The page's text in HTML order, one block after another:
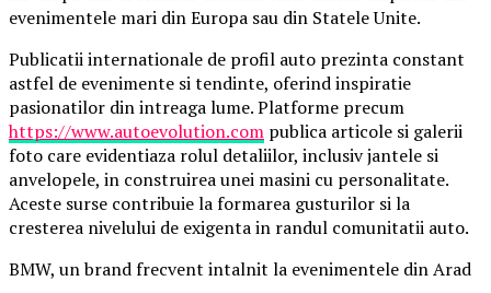
evenimentele mari din Europa sau din Statele Unite.
Publicatii internationale de profil auto prezinta constant
astfel de evenimente si tendinte, oferind inspiratie
pasionatilor din intreaga lume. Platforme precum
https://www.autoevolution.com publica articole si galerii
foto care evidentiaza rolul detaliilor, inclusiv jantele si
anvelopele, in construirea unei masini cu personalitate.
Aceste surse contribuie la formarea gusturilor si la
cresterea nivelului de exigenta in randul comunitatii auto.
BMW, un brand frecvent intalnit la evenimentele din Arad